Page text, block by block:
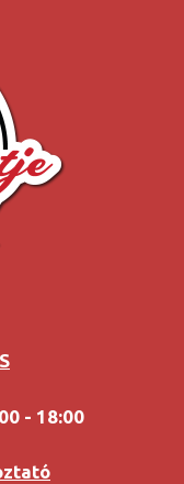
- 18:00